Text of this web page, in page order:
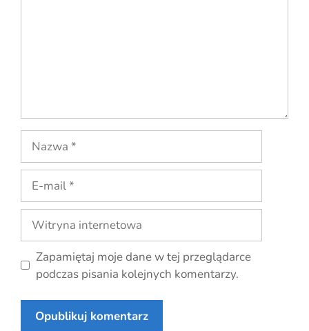
Nazwa
mail
Witryna
internetowa
Zapamiętaj moje dane w tej przeglądarce
podczas pisania kolejnych komentarzy.